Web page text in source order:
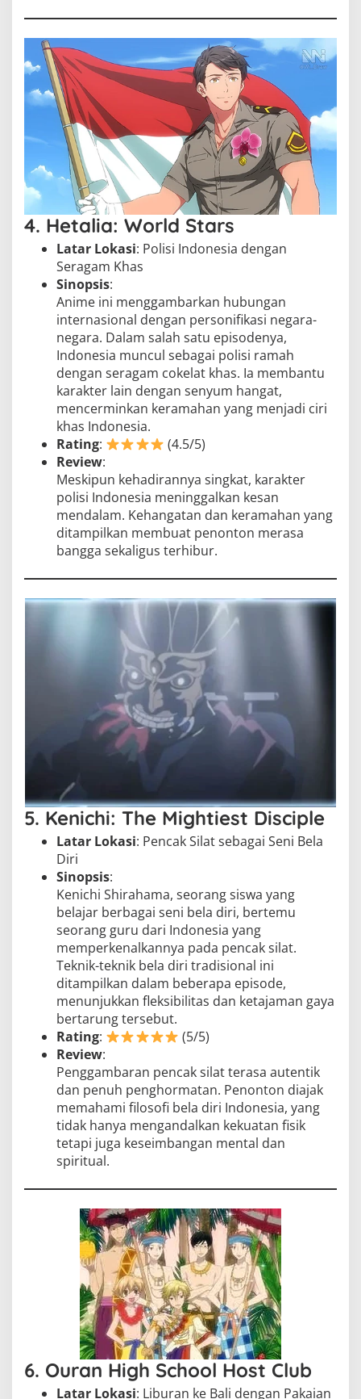
4. Hetalia: World Stars
Latar Lokasi: Polisi Indonesia dengan
Seragam Khas
Sinopsis:
Anime ini menggambarkan hubungan
internasional dengan personifikasi negara-
negara. Dalam salah satu episodenya,
Indonesia muncul sebagai polisi ramah
dengan seragam cokelat khas. Ia membantu
karakter lain dengan senyum hangat,
mencerminkan keramahan yang menjadi ciri
khas Indonesia.
Rating:
(4.5/5)
Review:
Meskipun kehadirannya singkat, karakter
polisi Indonesia meninggalkan kesan
mendalam. Kehangatan dan keramahan yang
ditampilkan membuat penonton merasa
bangga sekaligus terhibur.
5. Kenichi: The Mightiest Disciple
Latar Lokasi: Pencak Silat sebagai Seni Bela
Diri
Sinopsis:
Kenichi Shirahama, seorang siswa yang
belajar berbagai seni bela diri, bertemu
seorang guru dari Indonesia yang
memperkenalkannya pada pencak silat.
Teknik-teknik bela diri tradisional ini
ditampilkan dalam beberapa episode,
menunjukkan fleksibilitas dan ketajaman gaya
bertarung tersebut.
Rating:
(5/5)
Review:
Penggambaran pencak silat terasa autentik
dan penuh penghormatan. Penonton diajak
memahami filosofi bela diri Indonesia, yang
tidak hanya mengandalkan kekuatan fisik
tetapi juga keseimbangan mental dan
spiritual.
6. Ouran High School Host Club
Latar Lokasi: Liburan ke Bali dengan Pakaian